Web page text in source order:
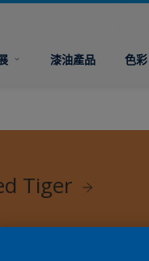
漆油產品 色彩
Tiger